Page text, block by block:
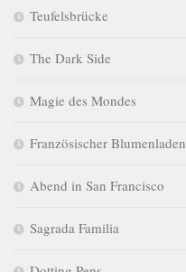
Teufelsbrücke
The Dark Side
Magie des Mondes
Französischer Blumenladen
Abend in San Francisco
Sagrada Familia